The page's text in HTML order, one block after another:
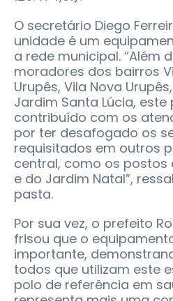
O secretário Diego
unidade é um
a rede municipal. “Além
moradores dos bairros
Urupês, Vila Nova
Jardim Santa Lúcia,
contribuído com os
por ter desafogado os
requisitados em outros
central, como os
e do Jardim Natal”,
pasta.
Por sua vez, o prefeito
frisou que o
importante,
todos que utilizam este
polo de referência em